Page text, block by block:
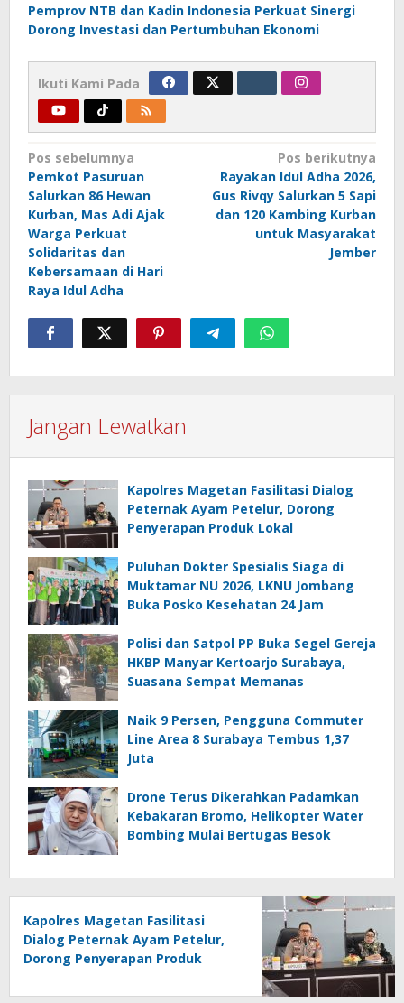
Pemprov NTB dan Kadin Indonesia Perkuat Sinergi
Dorong Investasi dan Pertumbuhan Ekonomi
Ikuti Kami Pada
Navigasi
pos
Pos sebelumnya
Pemkot Pasuruan
Salurkan 86 Hewan
Kurban, Mas Adi Ajak
Warga Perkuat
Solidaritas dan
Kebersamaan di Hari
Raya Idul Adha
Pos berikutnya
Rayakan Idul Adha 2026,
Gus Rivqy Salurkan 5 Sapi
dan 120 Kambing Kurban
untuk Masyarakat
Jember
Jangan Lewatkan
Kapolres Magetan Fasilitasi Dialog
Peternak Ayam Petelur, Dorong
Penyerapan Produk Lokal
Puluhan Dokter Spesialis Siaga di
Muktamar NU 2026, LKNU Jombang
Buka Posko Kesehatan 24 Jam
Polisi dan Satpol PP Buka Segel Gereja
HKBP Manyar Kertoarjo Surabaya,
Suasana Sempat Memanas
Naik 9 Persen, Pengguna Commuter
Line Area 8 Surabaya Tembus 1,37
Juta
Drone Terus Dikerahkan Padamkan
Kebakaran Bromo, Helikopter Water
Bombing Mulai Bertugas Besok
Kapolres Magetan Fasilitasi
Dialog Peternak Ayam Petelur,
Dorong Penyerapan Produk